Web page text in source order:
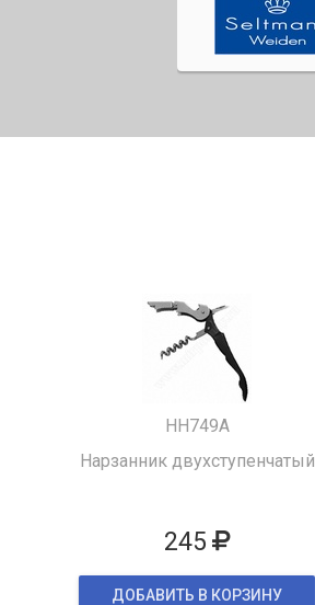
HH749A
Нарзанник двухступенчатый
245
ДОБАВИТЬ В КОРЗИНУ